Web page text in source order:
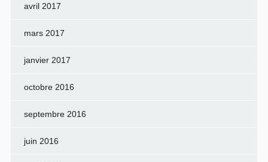
avril 2017
mars 2017
janvier 2017
octobre 2016
septembre 2016
juin 2016